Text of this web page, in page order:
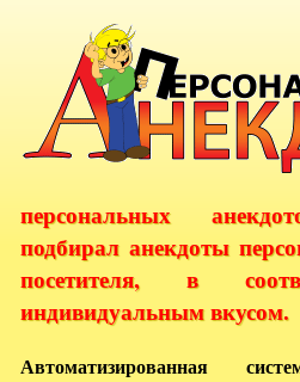
персональных
подбирал анекдоты
посетителя, в
индивидуальным вкусом.
Автоматизированная